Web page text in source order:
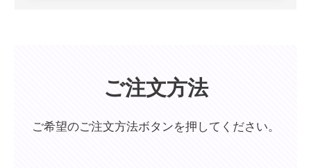
ご注文方法
ご希望のご注文方法ボタンを押してください。